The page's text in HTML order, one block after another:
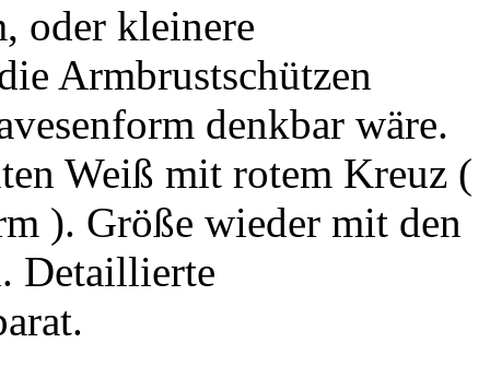
oder kleinere
Armbrustschützen
denkbar wäre.
Weiß mit rotem Kreuz (
). Größe wieder mit den
Detaillierte